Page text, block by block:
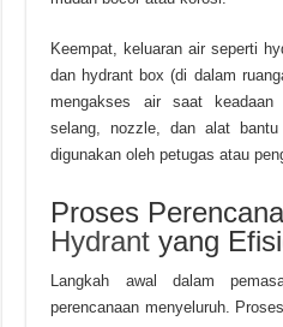
Keempat, keluaran air seperti
dan hydrant box (di dalam
mengakses air saat keadaan
selang, nozzle, dan alat
digunakan oleh petugas atau
Proses
Hydrant yang
Langkah awal dalam
perencanaan menyeluruh.